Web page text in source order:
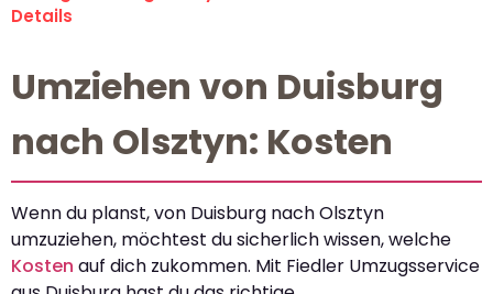
Details
Umziehen von Duisburg
nach Olsztyn: Kosten
Wenn du planst, von Duisburg nach Olsztyn
umzuziehen, möchtest du sicherlich wissen, welche
Kosten auf dich zukommen. Mit Fiedler Umzugsservice